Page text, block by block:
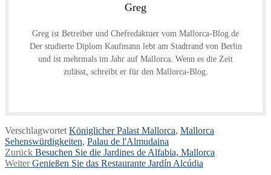
Greg
Greg ist Betreiber und Chefredaktuer vom Mallorca-Blog.de
Der studierte Diplom Kaufmann lebt am Stadtrand von Berlin
und ist mehrmals im Jahr auf Mallorca. Wenn es die Zeit
zulässt, schreibt er für den Mallorca-Blog.
Verschlagwortet Königlicher Palast Mallorca, Mallorca
Sehenswürdigkeiten, Palau de l'Almudaina
Beitragsnavigation
Zurück Vorheriger
Beitrag:
Besuchen Sie die Jardines de Alfabia, Mallorca
Weiter Nächster
Genießen Sie das Restaurante Jardín Alcúdia